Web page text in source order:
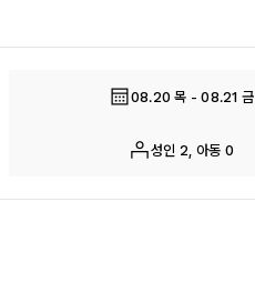
08.20 목 - 08.21 금
성인 2, 아동 0